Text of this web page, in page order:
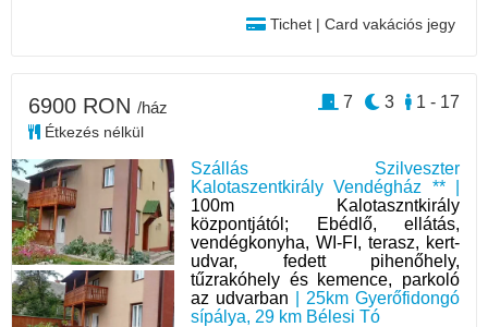
Tichet | Card vakációs jegy
Szállás Szilveszter
Kalotaszentkirály Vendégház ** |
100m Kalotaszntkirály
központjától; Ebédlő, ellátás,
vendégkonyha, WI-FI, terasz, kert-
udvar, fedett pihenőhely,
tűzrakóhely és kemence, parkoló
az udvarban | 25km Gyerőfidongó
sípálya, 29 km Bélesi Tó
6900 RON /ház
Étkezés nélkül
1 - 17
3
7